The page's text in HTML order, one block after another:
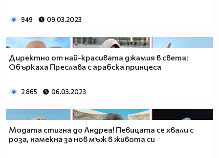
949 09.03.2023
Директно от най-красивата джамия в света:
Объркаха Преслава с арабска принцеса
2 865 06.03.2023
Модата стигна до Андреа! Певицата се хвали с
роза, намекна за нов мъж в живота си